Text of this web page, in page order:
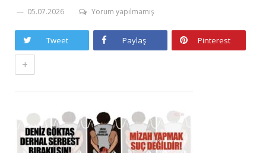
05.07.2026 Yorum yapılmamış
Tweet Paylaş Pinterest
+